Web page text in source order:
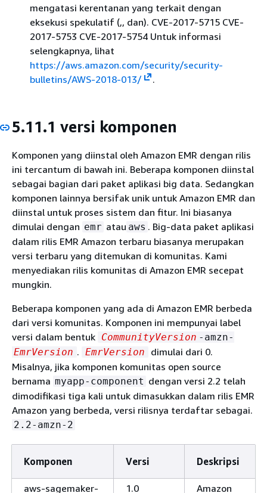
mengatasi kerentanan yang terkait dengan
eksekusi spekulatif (,, dan). CVE-2017-5715 CVE-
2017-5753 CVE-2017-5754 Untuk informasi
selengkapnya, lihat
https://aws.amazon.com/security/security-
bulletins/AWS-2018-013/
.
5.11.1 versi komponen
Komponen yang diinstal oleh Amazon EMR dengan rilis
ini tercantum di bawah ini. Beberapa komponen diinstal
sebagai bagian dari paket aplikasi big data. Sedangkan
komponen lainnya bersifak unik untuk Amazon EMR dan
diinstal untuk proses sistem dan fitur. Ini biasanya
dimulai dengan emr atau aws . Big-data paket aplikasi
dalam rilis EMR Amazon terbaru biasanya merupakan
versi terbaru yang ditemukan di komunitas. Kami
menyediakan rilis komunitas di Amazon EMR secepat
mungkin.
Beberapa komponen yang ada di Amazon EMR berbeda
dari versi komunitas. Komponen ini mempunyai label
versi dalam bentuk CommunityVersion -amzn-
EmrVersion . EmrVersion
dimulai dari 0.
Misalnya, jika komponen komunitas open source
bernama myapp-component dengan versi 2.2 telah
dimodifikasi tiga kali untuk dimasukkan dalam rilis EMR
Amazon yang berbeda, versi rilisnya terdaftar sebagai.
2.2-amzn-2
Komponen Versi Deskripsi
aws-sagemaker- 1.0 Amazon